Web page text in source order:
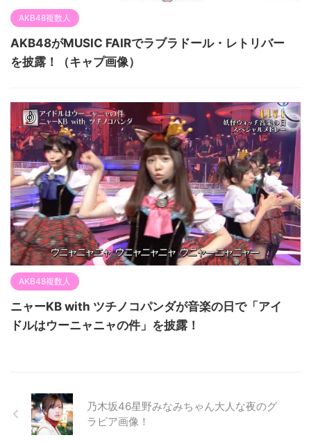
AKB48複数人
AKB48がMUSIC FAIRでラブラドール・レトリバー
を披露！（キャプ画像）
AKB48複数人
ニャーKB with ツチノコパンダが音楽の日で「アイ
ドルはウーニャニャの件」を披露！
乃木坂46星野みなみちゃん大人な夜のグ
ラビア画像！